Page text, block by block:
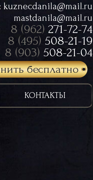
kuznecdanila@mail.ru
mastdanila@mail.ru
8 (962) 271-72-74
8 (495) 508-21-19
8 (903) 508-21-04
бесплатно
КОНТАКТЫ